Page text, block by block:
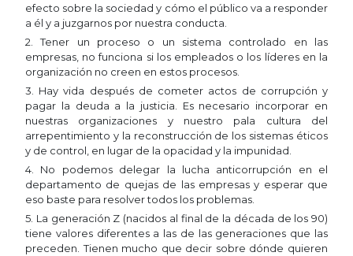
efecto sobre la sociedad y cómo el público va a responder
a él y a juzgarnos por nuestra conducta.
2. Tener un proceso o un sistema controlado en las
empresas, no funciona si los empleados o los líderes en la
organización no creen en estos procesos.
3. Hay vida después de cometer actos de corrupción y
pagar la deuda a la justicia. Es necesario incorporar en
nuestras organizaciones y nuestro pala cultura del
arrepentimiento y la reconstrucción de los sistemas éticos
y de control, en lugar de la opacidad y la impunidad.
4. No podemos delegar la lucha anticorrupción en el
departamento de quejas de las empresas y esperar que
eso baste para resolver todos los problemas.
5. La generación Z (nacidos al final de la década de los 90)
tiene valores diferentes a las de las generaciones que las
preceden. Tienen mucho que decir sobre dónde quieren